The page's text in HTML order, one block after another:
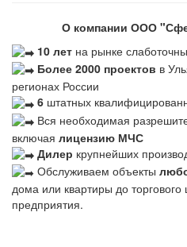
О компании ООО
10 лет на рынке
Более 2000 проектов в
регионах России
6 штатных
Вся необходимая
включая лицензию МЧС
Дилер крупнейших
Обслуживаем объекты
дома или квартиры до
предприятия.